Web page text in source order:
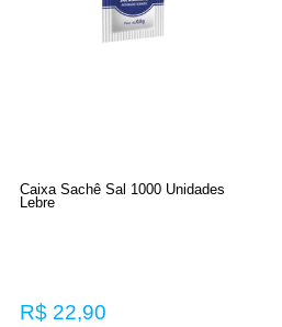
Caixa Sachê Sal 1000 Unidades
Lebre
R$ 22,90